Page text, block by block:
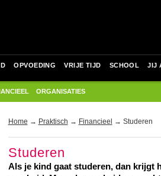
OPVOEDING VRIJE TIJD SCHOOL
JIJ
ORGANISATIES
Home → Praktisch → Financieel → Studeren
Studeren
Als je kind gaat studeren, dan krijgt